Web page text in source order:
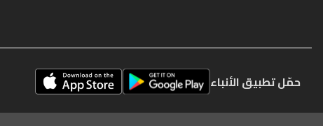
حمّل تطبيق الأنباء